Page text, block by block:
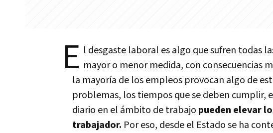
E l desgaste laboral es algo que sufren todas
mayor o menor medida, con consecuencias
la mayoría de los empleos provocan algo de
problemas, los tiempos que se deben cumplir,
diario en el ámbito de trabajo pueden elevar
trabajador. Por eso, desde el Estado se ha